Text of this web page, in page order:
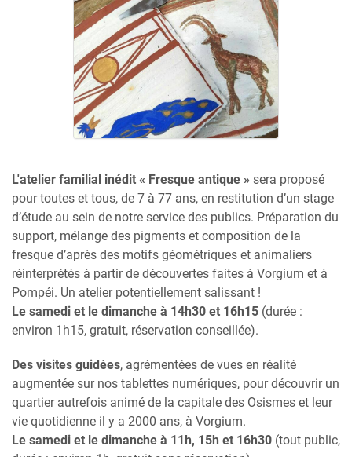
L'atelier familial inédit « Fresque antique » sera proposé
pour toutes et tous, de 7 à 77 ans, en restitution d’un stage
d’étude au sein de notre service des publics. Préparation du
support, mélange des pigments et composition de la
fresque d’après des motifs géométriques et animaliers
réinterprétés à partir de découvertes faites à Vorgium et à
Pompéi. Un atelier potentiellement salissant !
Le samedi et le dimanche à 14h30 et 16h15 (durée :
environ 1h15, gratuit, réservation conseillée).
Des visites guidées, agrémentées de vues en réalité
augmentée sur nos tablettes numériques, pour découvrir un
quartier autrefois animé de la capitale des Osismes et leur
vie quotidienne il y a 2000 ans, à Vorgium.
Le samedi et le dimanche à 11h, 15h et 16h30 (tout public,